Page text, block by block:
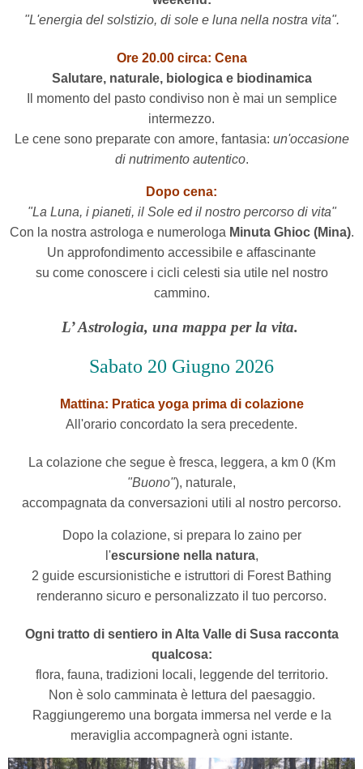
"L'energia del solstizio, di sole e luna nella nostra vita".
Ore 20.00 circa: Cena
Salutare, naturale, biologica e biodinamica
Il momento del pasto condiviso non è mai un semplice
intermezzo.
Le cene sono preparate con amore, fantasia: un'occasione
di nutrimento autentico.
Dopo cena:
"La Luna, i pianeti, il Sole ed il nostro percorso di vita"
Con la nostra astrologa e numerologa Minuta Ghioc (Mina).
Un approfondimento accessibile e affascinante
su come conoscere i cicli celesti sia utile nel nostro
cammino.
L’ Astrologia, una mappa per la vita.
Sabato 20 Giugno 2026
Mattina: Pratica yoga prima di colazione
All'orario concordato la sera precedente.
La colazione che segue è fresca, leggera, a km 0 (Km
"Buono"), naturale,
accompagnata da conversazioni utili al nostro percorso.
Dopo la colazione, si prepara lo zaino per
l'escursione nella natura,
2 guide escursionistiche e istruttori di Forest Bathing
renderanno sicuro e personalizzato il tuo percorso.
Ogni tratto di sentiero in Alta Valle di Susa racconta
qualcosa:
flora, fauna, tradizioni locali, leggende del territorio.
Non è solo camminata è lettura del paesaggio.
Raggiungeremo una borgata immersa nel verde e la
meraviglia accompagnerà ogni istante.